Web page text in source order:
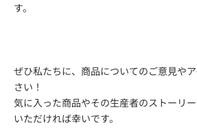
す。
ぜひ私たちに、商品についてのご意見や
さい！
気に入った商品やその生産者のストーリ
いただければ幸いです。